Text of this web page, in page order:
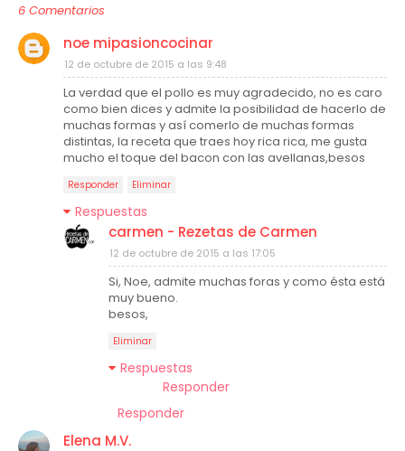
6 Comentarios
noe mipasioncocinar
12 de octubre de 2015 a las 9:48
La verdad que el pollo es muy agradecido, no es caro
como bien dices y admite la posibilidad de hacerlo de
muchas formas y así comerlo de muchas formas
distintas, la receta que traes hoy rica rica, me gusta
mucho el toque del bacon con las avellanas,besos
Responder Eliminar
Respuestas
carmen - Rezetas de Carmen
12 de octubre de 2015 a las 17:05
Si, Noe, admite muchas foras y como ésta está
muy bueno.
besos,
Eliminar
Respuestas
Responder
Responder
Elena M.V.